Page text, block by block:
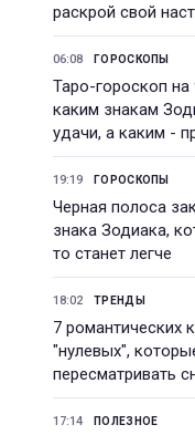
раскрой свой
06:08 ГОРОСКОПЫ
Таро-гороскоп на
каким знакам
удачи, а каким -
19:19 ГОРОСКОПЫ
Черная полоса
знака Зодиака,
то станет легче
18:02 ТРЕНДЫ
7 романтических
"нулевых",
пересматривать
17:14 ПОЛЕЗНОЕ